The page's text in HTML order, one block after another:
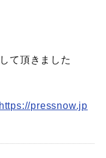
て頂きました
https://pressnow.jp